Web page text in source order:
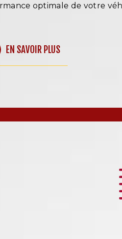
optimale de votre
EN SAVOIR PLUS